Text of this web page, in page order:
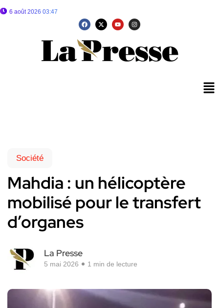
6 août 2026 03:47
Société
Mahdia : un hélicoptère
mobilisé pour le transfert
d’organes
La Presse
5 mai 2026 1 min de lecture